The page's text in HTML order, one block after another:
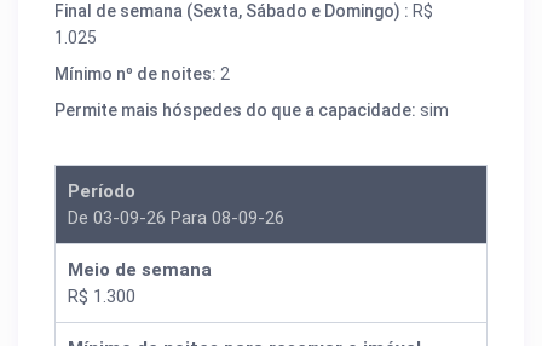
Final de semana (Sexta, Sábado e Domingo) : R$
1.025
Mínimo nº de noites: 2
Permite mais hóspedes do que a capacidade: sim
Período
De 03-09-26 Para 08-09-26
Meio de semana
R$ 1.300